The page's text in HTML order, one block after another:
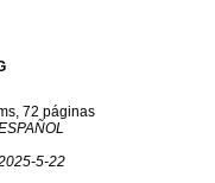
72 páginas
5-22